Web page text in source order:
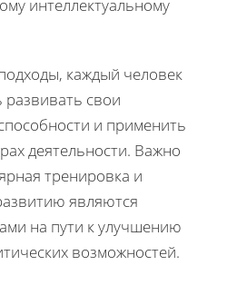
интеллектуальному
каждый человек
свои
и применить
деятельности. Важно
тренировка и
являются
на пути к улучшению
возможностей.